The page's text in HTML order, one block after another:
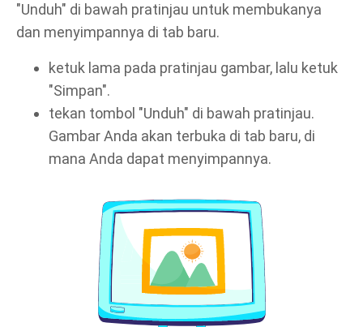
"Unduh" di bawah pratinjau untuk membukanya
dan menyimpannya di tab baru.
ketuk lama pada pratinjau gambar, lalu ketuk
"Simpan".
tekan tombol "Unduh" di bawah pratinjau.
Gambar Anda akan terbuka di tab baru, di
mana Anda dapat menyimpannya.